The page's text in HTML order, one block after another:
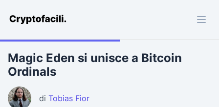
Cryptofacili.com
Magic Eden si unisce a Bitcoin
Ordinals
di Tobias Fior